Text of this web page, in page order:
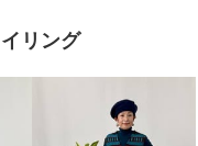
リング